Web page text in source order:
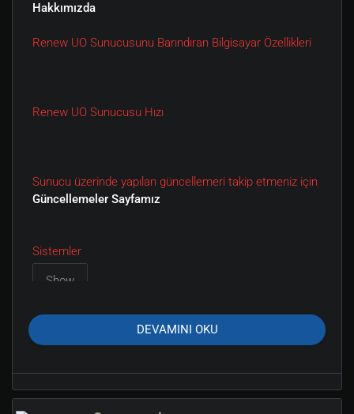
Hakkımızda
Renew UO Sunucusunu Barındıran Bilgisayar Özellikleri
Renew UO Sunucusu Hızı
Sunucu üzerinde yapılan güncellemeri takip etmeniz için
Güncellemeler Sayfamız
Sistemler
Eşyalar :
DEVAMINI OKU